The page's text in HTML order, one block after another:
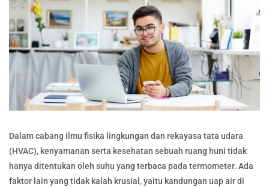
Dalam cabang ilmu fisika lingkungan dan rekayasa tata udara
(HVAC), kenyamanan serta kesehatan sebuah ruang huni tidak
hanya ditentukan oleh suhu yang terbaca pada termometer. Ada
faktor lain yang tidak kalah krusial, yaitu kandungan uap air di